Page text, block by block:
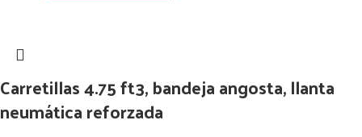
Carretillas 4.75 ft3, bandeja angosta, llanta
neumática reforzada